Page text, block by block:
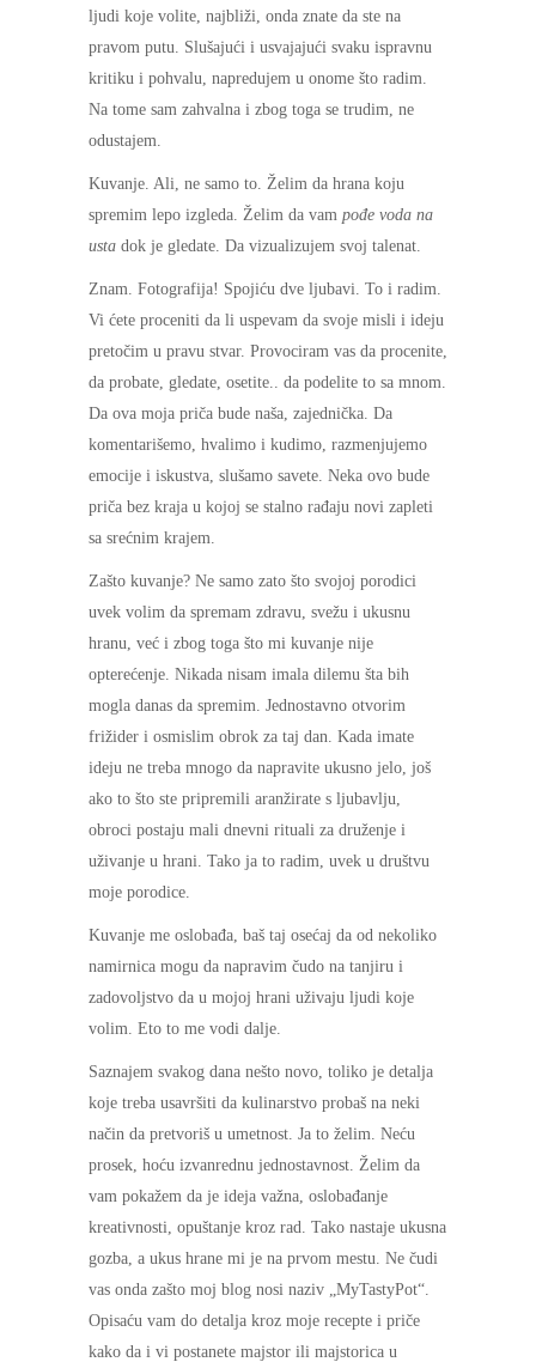
ljudi koje volite, najbliži, onda znate da ste na
pravom putu. Slušajući i usvajajući svaku ispravnu
kritiku i pohvalu, napredujem u onome što radim.
Na tome sam zahvalna i zbog toga se trudim, ne
odustajem.
Kuvanje. Ali, ne samo to. Želim da hrana koju
spremim lepo izgleda. Želim da vam pođe voda na
usta dok je gledate. Da vizualizujem svoj talenat.
Znam. Fotografija! Spojiću dve ljubavi. To i radim.
Vi ćete proceniti da li uspevam da svoje misli i ideju
pretočim u pravu stvar. Provociram vas da procenite,
da probate, gledate, osetite.. da podelite to sa mnom.
Da ova moja priča bude naša, zajednička. Da
komentarišemo, hvalimo i kudimo, razmenjujemo
emocije i iskustva, slušamo savete. Neka ovo bude
priča bez kraja u kojoj se stalno rađaju novi zapleti
sa srećnim krajem.
Zašto kuvanje? Ne samo zato što svojoj porodici
uvek volim da spremam zdravu, svežu i ukusnu
hranu, već i zbog toga što mi kuvanje nije
opterećenje. Nikada nisam imala dilemu šta bih
mogla danas da spremim. Jednostavno otvorim
frižider i osmislim obrok za taj dan. Kada imate
ideju ne treba mnogo da napravite ukusno jelo, još
ako to što ste pripremili aranžirate s ljubavlju,
obroci postaju mali dnevni rituali za druženje i
uživanje u hrani. Tako ja to radim, uvek u društvu
moje porodice.
Kuvanje me oslobađa, baš taj osećaj da od nekoliko
namirnica mogu da napravim čudo na tanjiru i
zadovoljstvo da u mojoj hrani uživaju ljudi koje
volim. Eto to me vodi dalje.
Saznajem svakog dana nešto novo, toliko je detalja
koje treba usavršiti da kulinarstvo probaš na neki
način da pretvoriš u umetnost. Ja to želim. Neću
prosek, hoću izvanrednu jednostavnost. Želim da
vam pokažem da je ideja važna, oslobađanje
kreativnosti, opuštanje kroz rad. Tako nastaje ukusna
gozba, a ukus hrane mi je na prvom mestu. Ne čudi
vas onda zašto moj blog nosi naziv „MyTastyPot“.
Opisaću vam do detalja kroz moje recepte i priče
kako da i vi postanete majstor ili majstorica u